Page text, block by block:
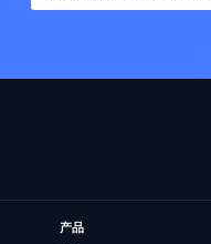
产品